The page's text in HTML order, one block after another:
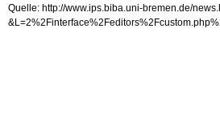
Quelle: http://www.ips.biba.uni-bremen.de/